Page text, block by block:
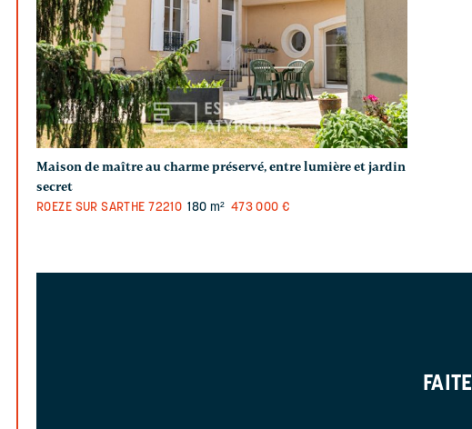
Maison de maître au charme préservé, entre lumière et jardin
secret
ROEZE SUR SARTHE 72210 180 m² 473 000 €